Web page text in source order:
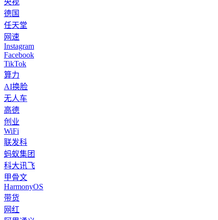
德国
任天堂
网速
Instagram
Facebook
TikTok
算力
AI换脸
无人车
高德
创业
WiFi
联发科
蚂蚁集团
科大讯飞
甲骨文
HarmonyOS
带货
网红